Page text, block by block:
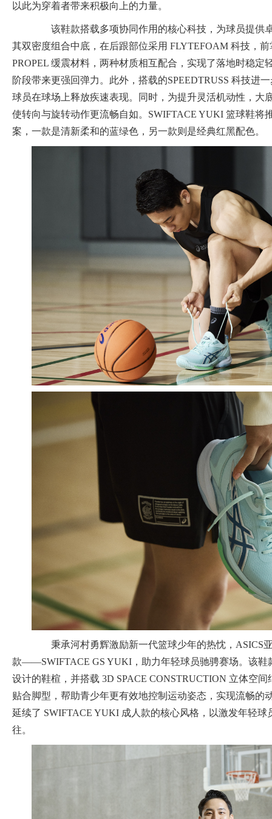
以此为穿着者带来积极向上的力量。
该鞋款搭载多项协同作用的核心科技，为球员提供
其双密度组合中底，在后跟部位采用 FLYTEFOAM 科技，
PROPEL 缓震材料，两种材质相互配合，实现了落地时稳定
阶段带来更强回弹力。此外，搭载的SPEEDTRUSS 科技进
球员在球场上释放疾速表现。同时，为提升灵活机动性，大
使转向与旋转动作更流畅自如。SWIFTACE YUKI 篮球鞋将
案，一款是清新柔和的蓝绿色，另一款则是经典红黑配色。
秉承河村勇辉激励新一代篮球少年的热忱，ASICS
款——SWIFTACE GS YUKI，助力年轻球员驰骋赛场。该鞋
设计的鞋楦，并搭载 3D SPACE CONSTRUCTION 立体空
贴合脚型，帮助青少年更有效地控制运动姿态，实现流畅的
延续了 SWIFTACE YUKI 成人款的核心风格，以激发年轻球
往。